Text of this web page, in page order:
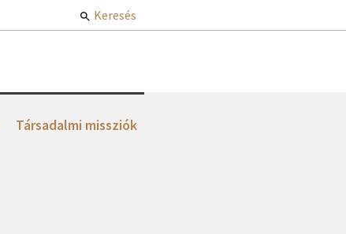
Keresés
Társadalmi missziók